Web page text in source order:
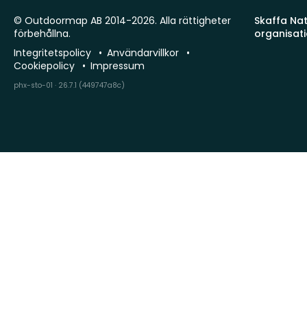
Skaffa
© Outdoormap AB 2014-2026. Alla rättigheter
förbehållna.
Integritetspolicy
Användarvillkor
Cookiepolicy
Impressum
phx-sto-01 · 26.7.1 (449747a8c)